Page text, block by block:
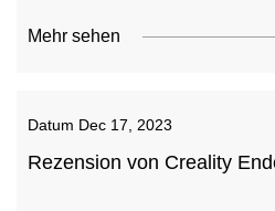
Mehr sehen
Datum Dec 17, 2023
Rezension von Creality